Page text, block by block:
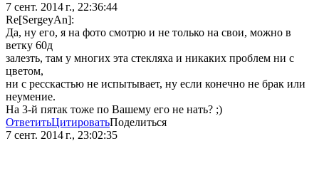
7 сент. 2014 г., 22:36:44
Re[SergeyAn]:
Да, ну его, я на фото смотрю и не только на свои, можно в
ветку 60д
залезть, там у многих эта стекляха и никаких проблем ни с
цветом,
ни с ресскастью не испытывает, ну если конечно не брак или
неумение.
На 3-й пятак тоже по Вашему его не нать? ;)
ОтветитьЦитироватьПоделиться
7 сент. 2014 г., 23:02:35